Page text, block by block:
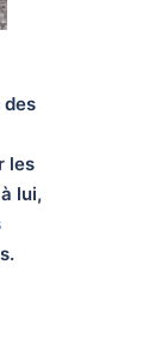
les
lui,